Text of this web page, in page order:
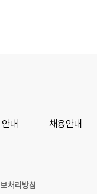
내 채용안내
처리방침